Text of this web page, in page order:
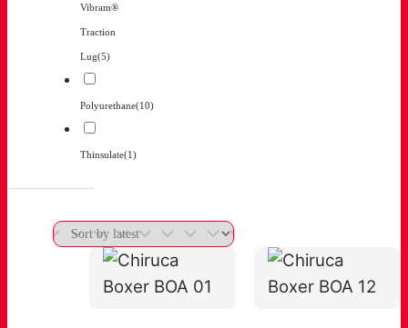
Vibram®
Traction
Lug(5)
Polyurethane(10)
Thinsulate(1)